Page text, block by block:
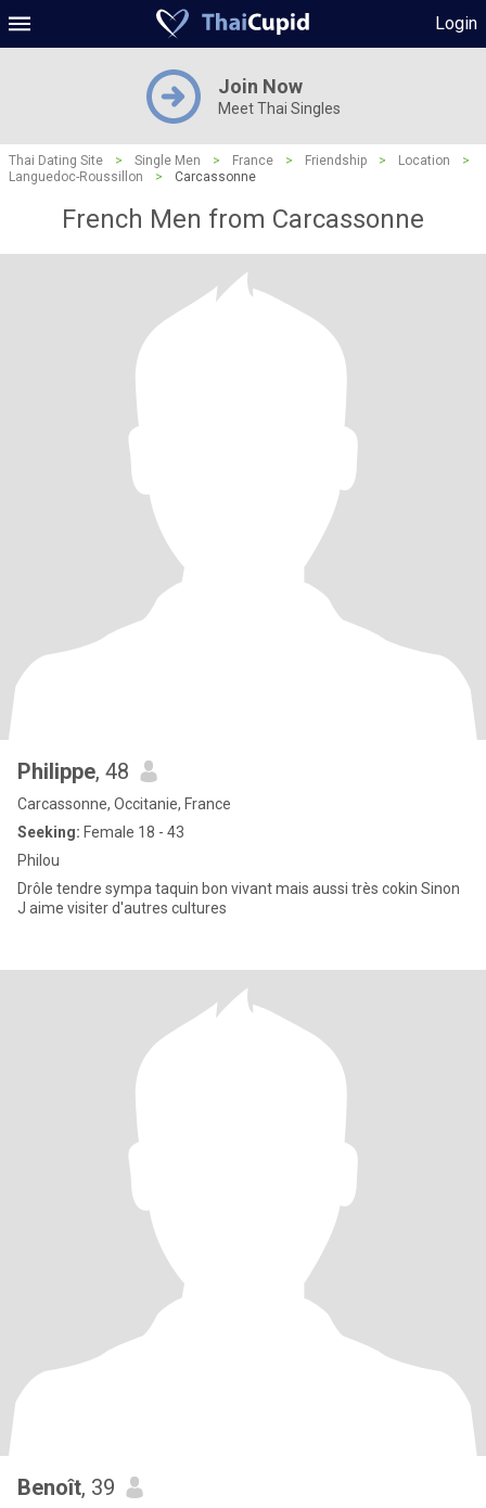
Login
Join Now
Meet Thai Singles
Thai Dating Site > Single Men > France > Friendship > Location
>
Languedoc-Roussillon
> Carcassonne
French Men from Carcassonne
Philippe, 48
Carcassonne, Occitanie, France
Seeking: Female 18 - 43
Philou
Drôle tendre sympa taquin bon vivant mais aussi très cokin Sinon
J aime visiter d'autres cultures
Benoît, 39